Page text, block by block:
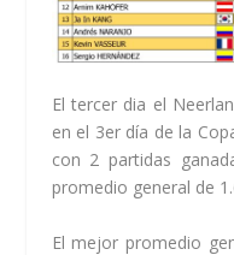
El tercer dia el
en el 3er día de la
con 2 partidas
promedio general de
El mejor promedio